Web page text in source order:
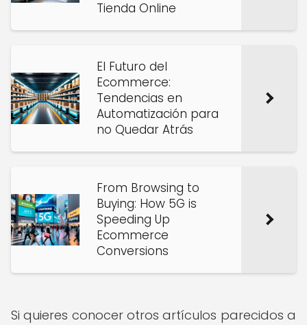
Tienda Online
El Futuro del
Ecommerce:
Tendencias en
Automatización para
no Quedar Atrás
From Browsing to
Buying: How 5G is
Speeding Up
Ecommerce
Conversions
Si quieres conocer otros artículos parecidos a